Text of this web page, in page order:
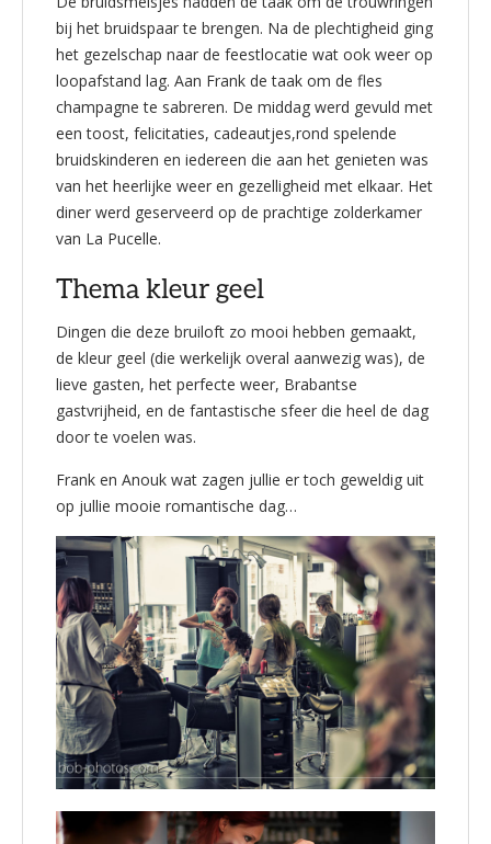
bij het bruidspaar te brengen. Na de plechtigheid ging
het gezelschap naar de feestlocatie wat ook weer op
loopafstand lag. Aan Frank de taak om de fles
champagne te sabreren. De middag werd gevuld met
een toost, felicitaties, cadeautjes,rond spelende
bruidskinderen en iedereen die aan het genieten was
van het heerlijke weer en gezelligheid met elkaar. Het
diner werd geserveerd op de prachtige zolderkamer
van La Pucelle.
Thema kleur geel
Dingen die deze bruiloft zo mooi hebben gemaakt,
de kleur geel (die werkelijk overal aanwezig was), de
lieve gasten, het perfecte weer, Brabantse
gastvrijheid, en de fantastische sfeer die heel de dag
door te voelen was.
Frank en Anouk wat zagen jullie er toch geweldig uit
op jullie mooie romantische dag…